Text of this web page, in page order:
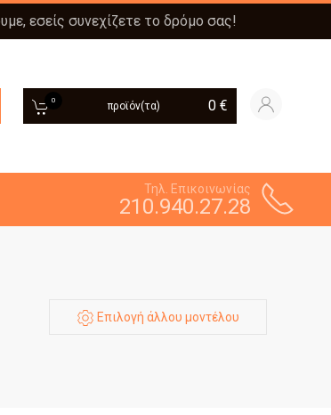
εσείς συνεχίζετε το δρόμο σας!
0 προϊόν(τα) 0 €
Τηλ. Επικοινωνίας
210.940.27.28
Επιλογή άλλου μοντέλου